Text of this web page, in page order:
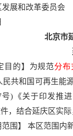
展和改革委员会
北京市
目的】为规范分布
民共和国可再生能
号)《关于印发推
件，结合延庆区实
围】 本区范围内